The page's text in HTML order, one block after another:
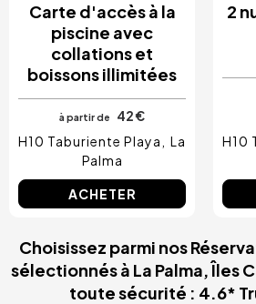
Carte d'accès à la
piscine avec
collations et
boissons illimitées
à partir de
42 €
H10 Taburiente Playa
La
Palma
ACHETER
2
H10
Choisissez parmi nos
sélectionnés à La Palma, Îles
toute sécurité : 4.6*